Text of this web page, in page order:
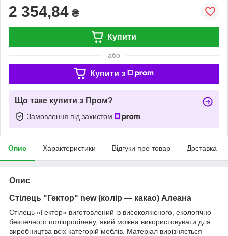
2 354,84 ₴
Купити
або
Купити з
Що таке купити з Пром?
Замовлення під захистом
Опис Характеристики Відгуки про товар Доставка
Опис
Стілець "Гектор" new (колір — какао) Алеана
Стілець «Гектор» виготовлений із високоякісного, екологічно
безпечного поліпропілену, який можна використовувати для
виробництва всіх категорій меблів. Матеріал вирізняється